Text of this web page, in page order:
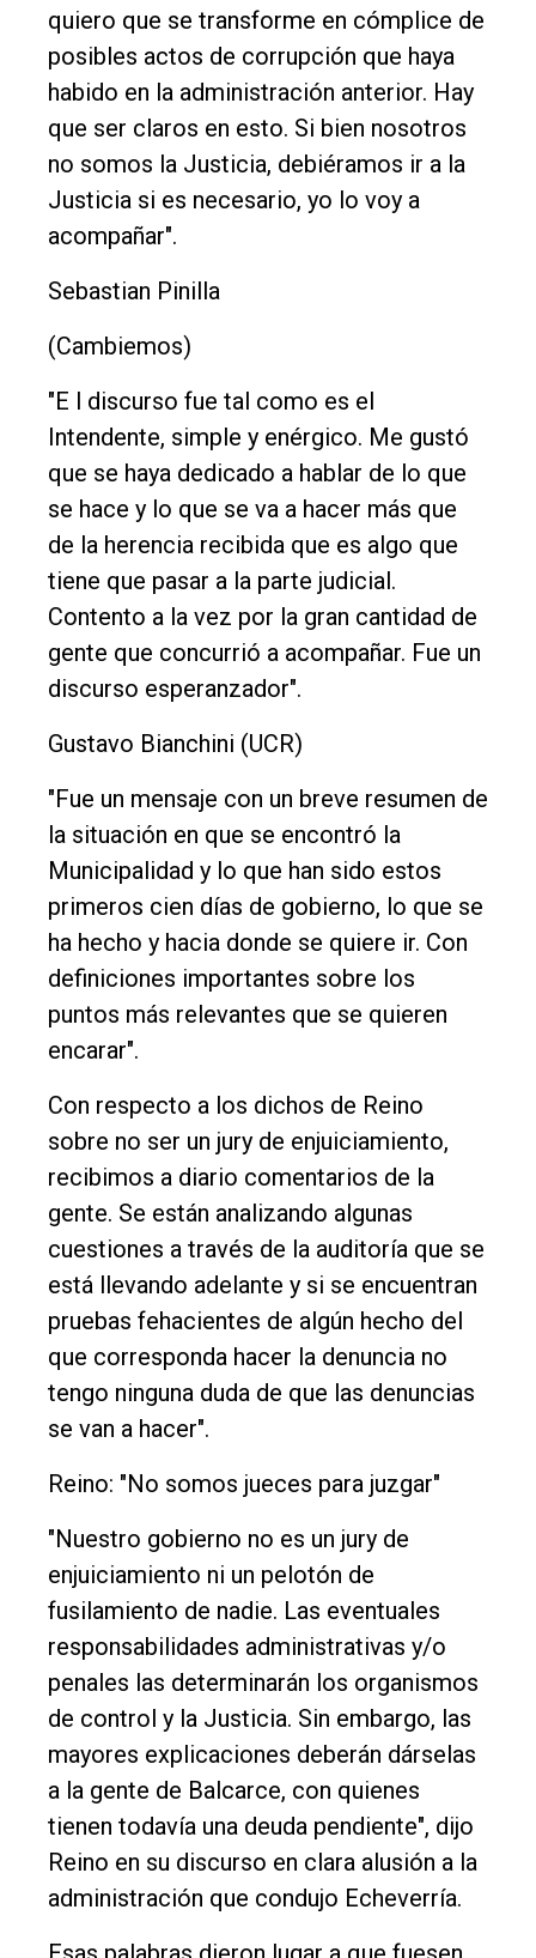
quiero que se transforme en cómplice de
posibles actos de corrupción que haya
habido en la administración anterior. Hay
que ser claros en esto. Si bien nosotros
no somos la Justicia, debiéramos ir a la
Justicia si es necesario, yo lo voy a
acompañar".
Sebastian Pinilla
(Cambiemos)
"E l discurso fue tal como es el
Intendente, simple y enérgico. Me gustó
que se haya dedicado a hablar de lo que
se hace y lo que se va a hacer más que
de la herencia recibida que es algo que
tiene que pasar a la parte judicial.
Contento a la vez por la gran cantidad de
gente que concurrió a acompañar. Fue un
discurso esperanzador".
Gustavo Bianchini (UCR)
"Fue un mensaje con un breve resumen de
la situación en que se encontró la
Municipalidad y lo que han sido estos
primeros cien días de gobierno, lo que se
ha hecho y hacia donde se quiere ir. Con
definiciones importantes sobre los
puntos más relevantes que se quieren
encarar".
Con respecto a los dichos de Reino
sobre no ser un jury de enjuiciamiento,
recibimos a diario comentarios de la
gente. Se están analizando algunas
cuestiones a través de la auditoría que se
está llevando adelante y si se encuentran
pruebas fehacientes de algún hecho del
que corresponda hacer la denuncia no
tengo ninguna duda de que las denuncias
se van a hacer".
Reino: "No somos jueces para juzgar"
"Nuestro gobierno no es un jury de
enjuiciamiento ni un pelotón de
fusilamiento de nadie. Las eventuales
responsabilidades administrativas y/o
penales las determinarán los organismos
de control y la Justicia. Sin embargo, las
mayores explicaciones deberán dárselas
a la gente de Balcarce, con quienes
tienen todavía una deuda pendiente", dijo
Reino en su discurso en clara alusión a la
administración que condujo Echeverría.